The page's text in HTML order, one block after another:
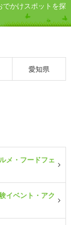
かけスポットを探
愛知県
メ・フードフェ
イベント・アク